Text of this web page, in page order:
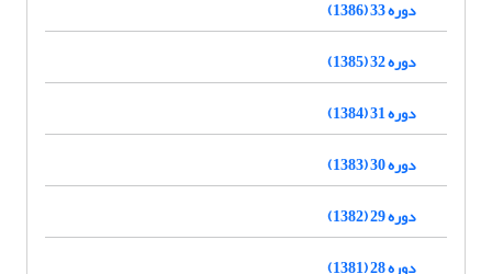
دوره 33 (1386)
دوره 32 (1385)
دوره 31 (1384)
دوره 30 (1383)
دوره 29 (1382)
دوره 28 (1381)